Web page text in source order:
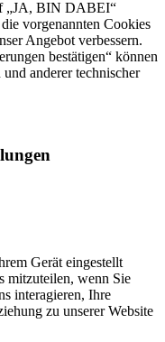
„JA, BIN DABEI“
vorgenannten Cookies
Angebot verbessern.
bestätigen“ können
anderer technischer
Gerät eingestellt
mitzuteilen, wenn Sie
interagieren, Ihre
zu unserer Website